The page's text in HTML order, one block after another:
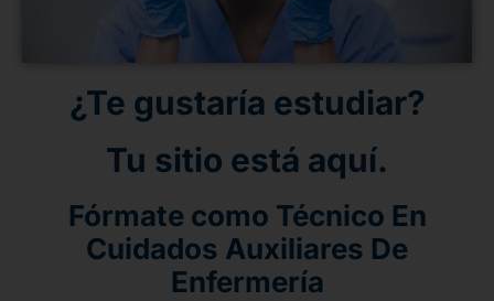
¿Te gustaría estudiar?
Tu sitio está aquí.
Fórmate como Técnico En
Cuidados Auxiliares De
Enfermería